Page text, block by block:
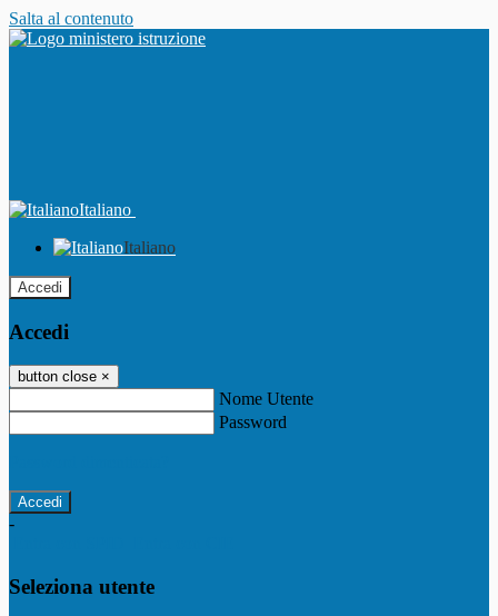
Salta al contenuto
Italiano
Italiano
Accedi
Accedi
button close ×
Nome Utente
Password
-
Seleziona utente